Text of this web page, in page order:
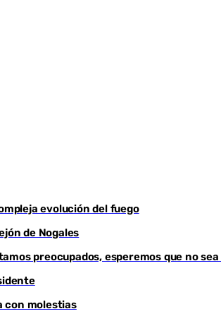
evolución del fuego
de Nogales
preocupados, esperemos que no sea
con molestias